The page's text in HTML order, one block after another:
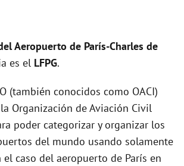
e
o
Aeropuerto de París-Charles de
es el LFPG.
(también conocidos como OACI)
Organización de Aviación Civil
poder categorizar y organizar los
del mundo usando solamente
el caso del aeropuerto de París en